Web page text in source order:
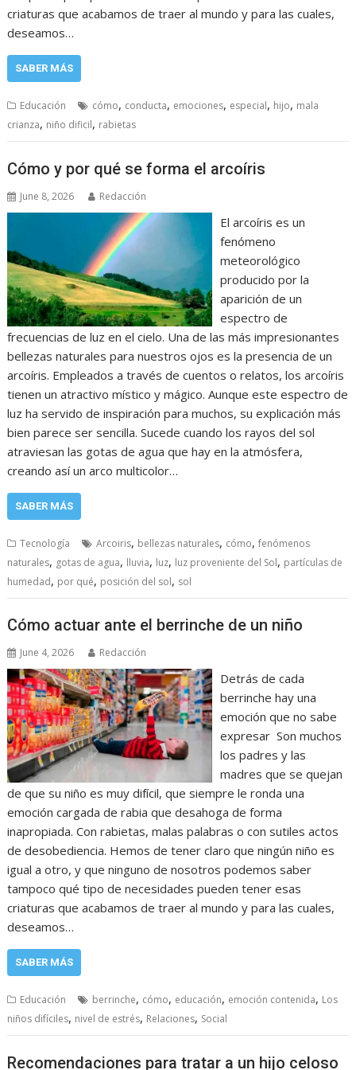
criaturas que acabamos de traer al mundo y para las cuales,
deseamos…
SABER MÁS
Educación cómo, conducta, emociones, especial, hijo, mala
crianza, niño dificil, rabietas
Cómo y por qué se forma el arcoíris
June 8, 2026 Redacción
El arcoíris es un
fenómeno
meteorológico
producido por la
aparición de un
espectro de
frecuencias de luz en el cielo. Una de las más impresionantes
bellezas naturales para nuestros ojos es la presencia de un
arcoíris. Empleados a través de cuentos o relatos, los arcoíris
tienen un atractivo místico y mágico. Aunque este espectro de
luz ha servido de inspiración para muchos, su explicación más
bien parece ser sencilla. Sucede cuando los rayos del sol
atraviesan las gotas de agua que hay en la atmósfera,
creando así un arco multicolor…
SABER MÁS
Tecnología Arcoiris, bellezas naturales, cómo,fenómenos
naturales, gotas de agua, lluvia, luz, luz proveniente del Sol, partículas de
humedad, por qué, posición del sol, sol
Cómo actuar ante el berrinche de un niño
June 4, 2026 Redacción
Detrás de cada
berrinche hay una
emoción que no sabe
expresar Son muchos
los padres y las
madres que se quejan
de que su niño es muy difícil, que siempre le ronda una
emoción cargada de rabia que desahoga de forma
inapropiada. Con rabietas, malas palabras o con sutiles actos
de desobediencia. Hemos de tener claro que ningún niño es
igual a otro, y que ninguno de nosotros podemos saber
tampoco qué tipo de necesidades pueden tener esas
criaturas que acabamos de traer al mundo y para las cuales,
deseamos…
SABER MÁS
Educación berrinche, cómo, educación, emoción contenida, Los
niños difíciles, nivel de estrés, Relaciones, Social
Recomendaciones para tratar a un hijo celoso